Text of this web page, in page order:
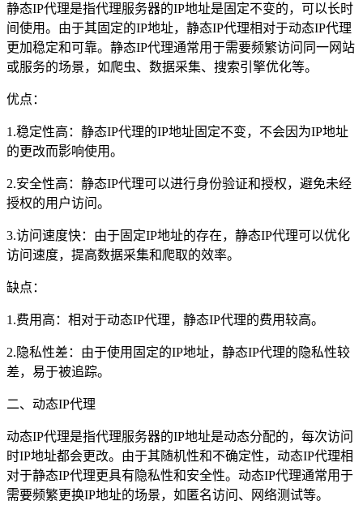
静态IP代理是指代理服务器的IP地址是固定不变的，可以长时
间使用。由于其固定的IP地址，静态IP代理相对于动态IP代理
更加稳定和可靠。静态IP代理通常用于需要频繁访问同一网站
或服务的场景，如爬虫、数据采集、搜索引擎优化等。
优点：
1.稳定性高：静态IP代理的IP地址固定不变，不会因为IP地址
的更改而影响使用。
2.安全性高：静态IP代理可以进行身份验证和授权，避免未经
授权的用户访问。
3.访问速度快：由于固定IP地址的存在，静态IP代理可以优化
访问速度，提高数据采集和爬取的效率。
缺点：
1.费用高：相对于动态IP代理，静态IP代理的费用较高。
2.隐私性差：由于使用固定的IP地址，静态IP代理的隐私性较
差，易于被追踪。
二、动态IP代理
动态IP代理是指代理服务器的IP地址是动态分配的，每次访问
时IP地址都会更改。由于其随机性和不确定性，动态IP代理相
对于静态IP代理更具有隐私性和安全性。动态IP代理通常用于
需要频繁更换IP地址的场景，如匿名访问、网络测试等。